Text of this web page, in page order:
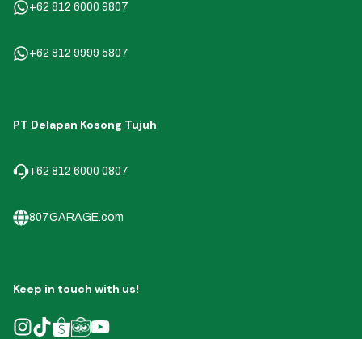
+62 812 6000 9807
+62 812 9999 5807
PT Delapan Kosong Tujuh
+62 812 6000 0807
807GARAGE.com
Keep in touch with us!